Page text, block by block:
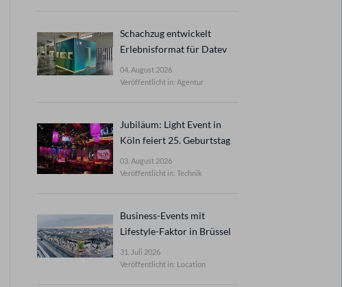
Schachzug entwickelt
Erlebnisformat für Datev
04. August 2026
Veröffentlicht in: Agentur
Jubiläum: Light Event in
Köln feiert 25. Geburtstag
03. August 2026
Veröffentlicht in: Technik
Business-Events mit
Lifestyle-Faktor in Brüssel
31. Juli 2026
Veröffentlicht in: Location